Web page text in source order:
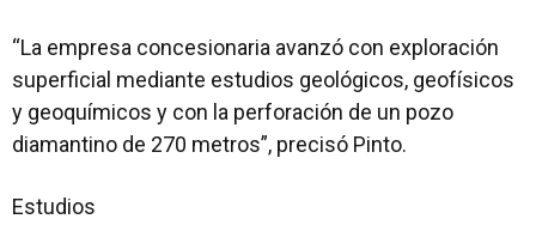
“La empresa concesionaria avanzó con exploración
superficial mediante estudios geológicos, geofísicos
y geoquímicos y con la perforación de un pozo
diamantino de 270 metros”, precisó Pinto.
Estudios